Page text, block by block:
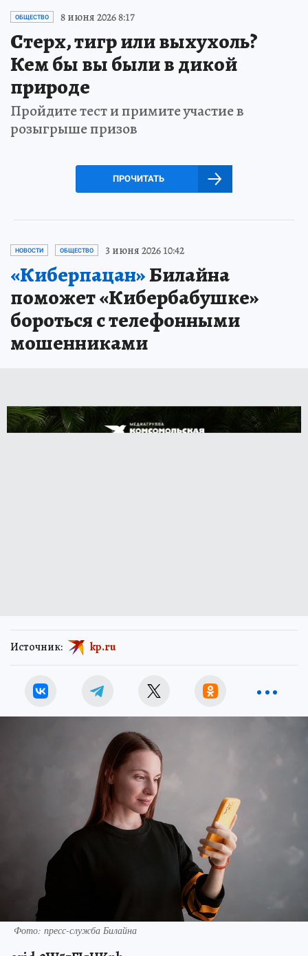
ОБЩЕСТВО 8 июня 2026 8:17
Стерх, тигр или выхухоль?
Кем бы вы были в дикой
природе
Пройдите тест и примите участие в
розыгрыше призов
ПРОЧИТАТЬ
НОВОСТИ ОБЩЕСТВО 3 июня 2026 10:42
«Киберпацан»Билайна
поможет «Кибербабушке»
бороться с телефонными
мошенниками
Источник: kp.ru
Фото: пресс-служба Билайна